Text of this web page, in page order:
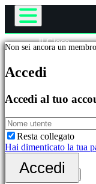
In
evidenza
Novità
Free
to
Play
Categorie
Il Gioco
Gameplay
Notizie
Guide
Forum
Negozio
Accedi
Registrati
Non sei ancora un
Accedi
Accedi al tuo
Resta collegato
Hai dimenticato la tua
Accedi